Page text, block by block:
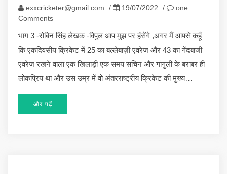
exxcricketer@gmail.com / 19/07/2022 /
one
Comments
भाग 3 -रोबिन सिंह लेखक -विपुल आप मुझ पर हंसेंगे ,अगर मैं आपसे कहूँ
कि एकदिवसीय क्रिकेट में 25 का बल्लेबाज़ी एवरेज और 43 का गेंदबाजी
एवरेज रखने वाला एक खिलाड़ी एक समय सचिन और गांगुली के बराबर ही
लोकप्रिय था और उस उम्र में वो अंतरराष्ट्रीय क्रिकेट की मुख्य…
और पढ़ें